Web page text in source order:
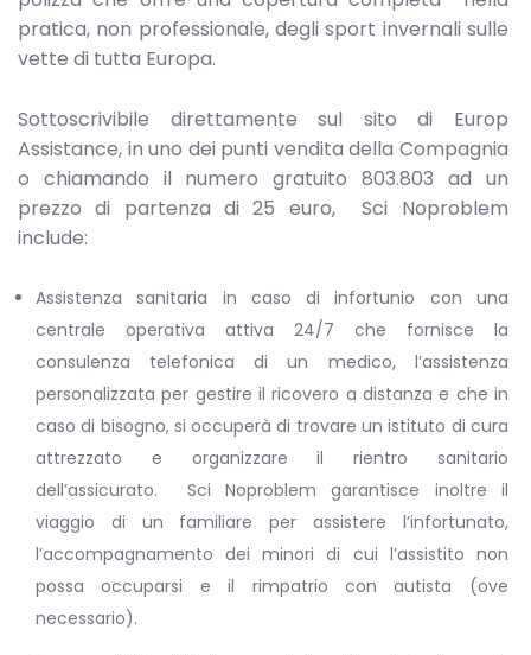
pratica, non professionale, degli sport invernali sulle
vette di tutta Europa.
Sottoscrivibile direttamente sul sito di Europ
Assistance, in uno dei punti vendita della Compagnia
o chiamando il numero gratuito 803.803 ad un
prezzo di partenza di 25 euro, Sci Noproblem
include:
Assistenza sanitaria in caso di infortunio con una
centrale operativa attiva 24/7 che fornisce la
consulenza telefonica di un medico, l’assistenza
personalizzata per gestire il ricovero a distanza e che in
caso di bisogno, si occuperà di trovare un istituto di cura
attrezzato e organizzare il rientro sanitario
dell’assicurato. Sci Noproblem garantisce inoltre il
viaggio di un familiare per assistere l’infortunato,
l’accompagnamento dei minori di cui l’assistito non
possa occuparsi e il rimpatrio con autista (ove
necessario).